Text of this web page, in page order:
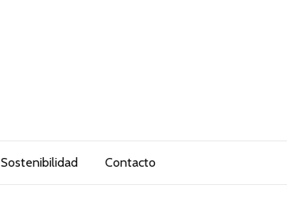
Sostenibilidad Contacto